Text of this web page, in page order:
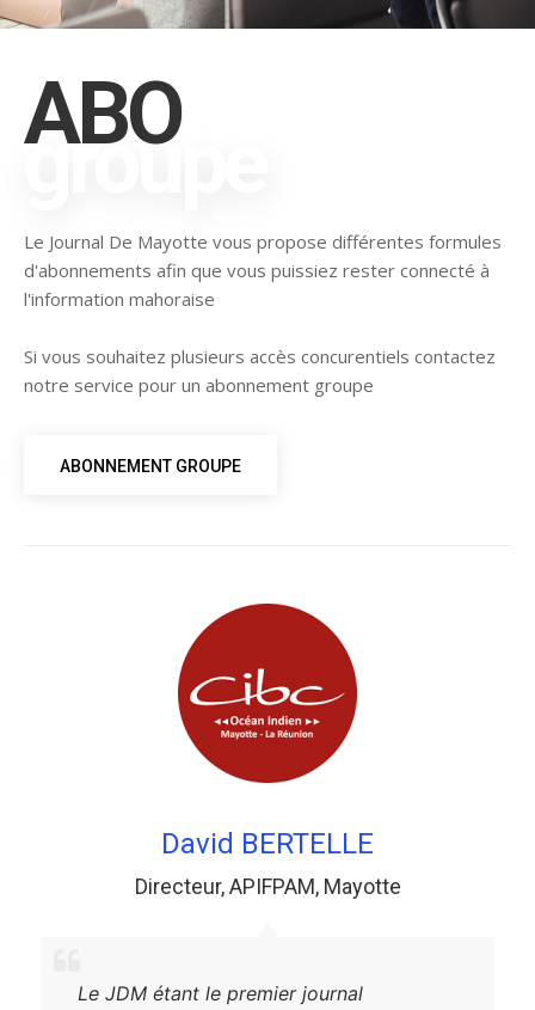
ABO
groupe
Le Journal De Mayotte vous propose différentes formules
d'abonnements afin que vous puissiez rester connecté à
l'information mahoraise
Si vous souhaitez plusieurs accès concurentiels contactez
notre service pour un abonnement groupe
ABONNEMENT GROUPE
David BERTELLE
Directeur,APIFPAM, Mayotte
Le JDM étant le premier journal